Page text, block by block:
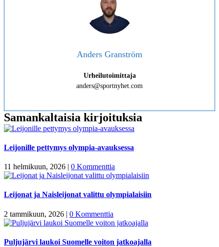
Anders Granström
Urheilutoimittaja
anders@sportnyhet.com
Samankaltaisia kirjoituksia
Leijonille pettymys olympia-avauksessa
11 helmikuun, 2026 | 0 Kommenttia
Leijonat ja Naisleijonat valittu olympialaisiin
2 tammikuun, 2026 | 0 Kommenttia
Puljujärvi laukoi Suomelle voiton jatkoajalla